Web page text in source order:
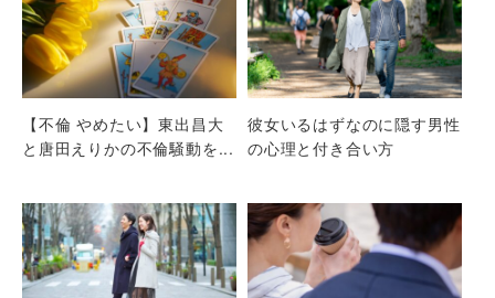
【不倫 やめたい】東出昌大
と唐田えりかの不倫騒動を...
彼女いるはずなのに隠す男性
の心理と付き合い方